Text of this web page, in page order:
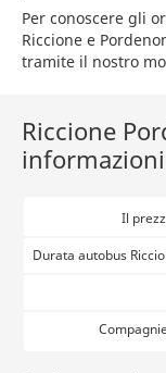
Per conoscere gli
Riccione e
tramite il nostro
Riccione
Il